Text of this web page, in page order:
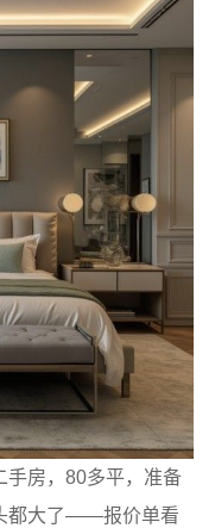
手房，80多平，准备
都大了——报价单看